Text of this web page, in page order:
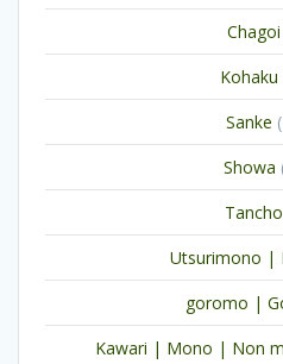
Chagoi
Kohaku
Sanke
Showa
Tancho
Utsurimono |
goromo |
Kawari | Mono | Non